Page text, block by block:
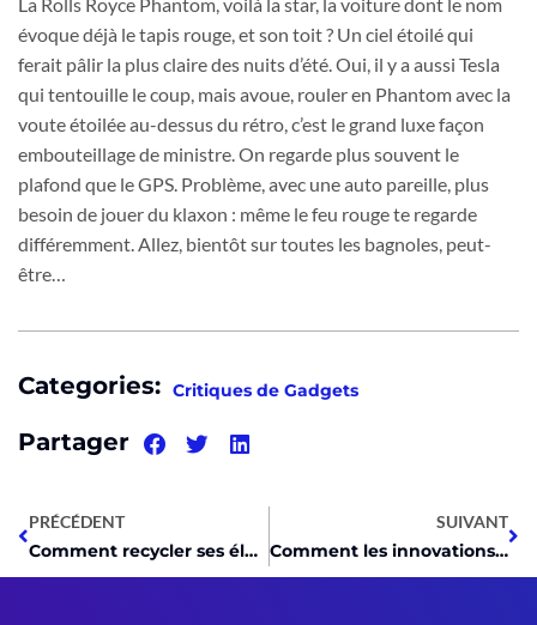
La Rolls Royce Phantom, voilà la star, la voiture dont le nom
évoque déjà le tapis rouge, et son toit ? Un ciel étoilé qui
ferait pâlir la plus claire des nuits d’été. Oui, il y a aussi Tesla
qui tentouille le coup, mais avoue, rouler en Phantom avec la
voute étoilée au-dessus du rétro, c’est le grand luxe façon
embouteillage de ministre. On regarde plus souvent le
plafond que le GPS. Problème, avec une auto pareille, plus
besoin de jouer du klaxon : même le feu rouge te regarde
différemment. Allez, bientôt sur toutes les bagnoles, peut-
être…
Categories: Critiques de Gadgets
Partager
PRÉCÉDENT
Comment recycler ses électroménagers usagés ?
SUIVANT
Comment les innovations dans les stores améliorent-elles le confort à la maison ?